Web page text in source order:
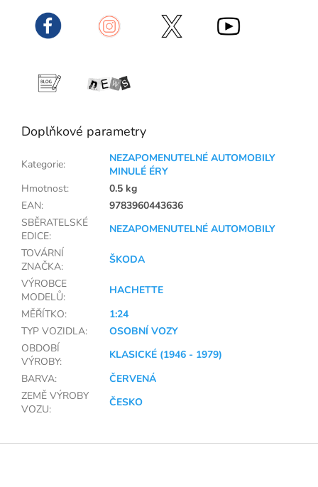
Doplňkové parametry
Kategorie:
NEZAPOMENUTELNÉ AUTOMOBILY
MINULÉ ÉRY
Hmotnost:
0.5 kg
EAN:
9783960443636
SBĚRATELSKÉ
EDICE:
NEZAPOMENUTELNÉ AUTOMOBILY
TOVÁRNÍ
ZNAČKA:
ŠKODA
VÝROBCE
MODELŮ:
HACHETTE
MĚŘÍTKO:
1:24
TYP VOZIDLA:
OSOBNÍ VOZY
OBDOBÍ
VÝROBY:
KLASICKÉ (1946 - 1979)
BARVA:
ČERVENÁ
ZEMĚ VÝROBY
VOZU:
ČESKO
Z